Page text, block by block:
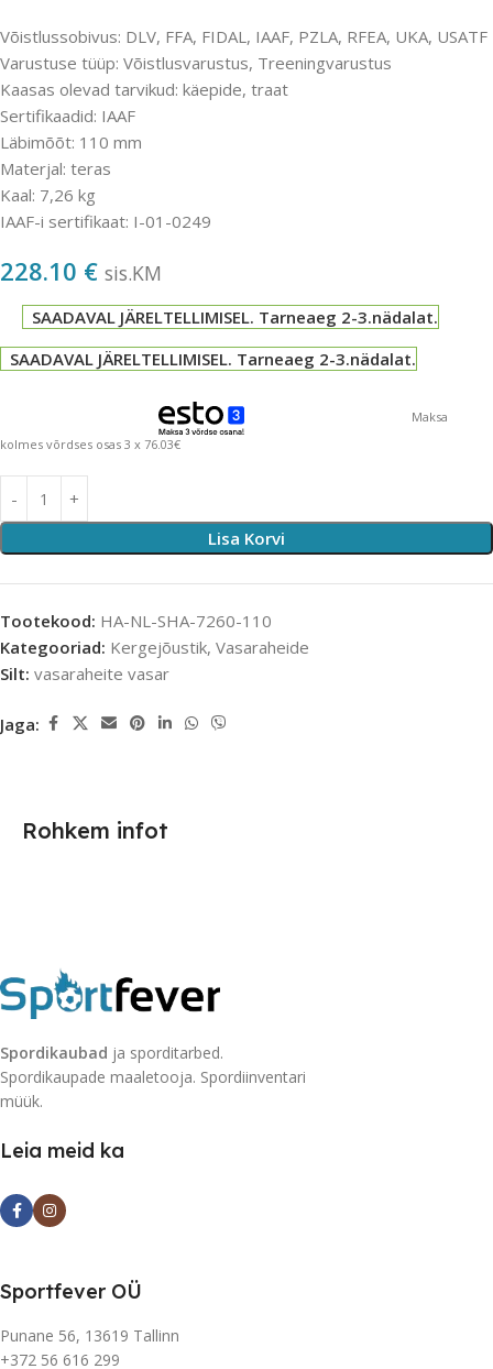
Võistlussobivus: DLV, FFA, FIDAL, IAAF, PZLA, RFEA, UKA, USATF
Varustuse tüüp: Võistlusvarustus, Treeningvarustus
Kaasas olevad tarvikud: käepide, traat
Sertifikaadid: IAAF
Läbimõõt: 110 mm
Materjal: teras
Kaal: 7,26 kg
IAAF-i sertifikaat: I-01-0249
228.10 € sis.KM
SAADAVAL JÄRELTELLIMISEL. Tarneaeg 2-3.nädalat.
SAADAVAL JÄRELTELLIMISEL. Tarneaeg 2-3.nädalat.
Maksa
kolmes võrdses osas 3 x 76.03€
Lisa Korvi
Tootekood: HA-NL-SHA-7260-110
Kategooriad: Kergejõustik, Vasaraheide
Silt: vasaraheite vasar
Jaga:
Rohkem infot
Spordikaubad ja sporditarbed.
Spordikaupade maaletooja. Spordiinventari
müük.
Leia meid ka
Sportfever OÜ
Punane 56, 13619 Tallinn
+372 56 616 299